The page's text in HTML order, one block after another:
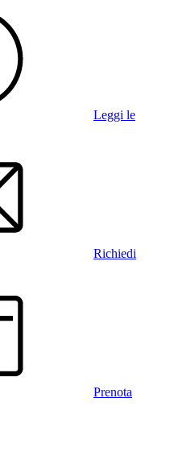
Leggi le
Richiedi
Prenota